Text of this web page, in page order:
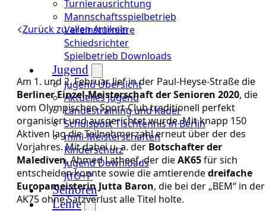
Turnierausrichtung
Mannschaftsspielbetrieb
Vereinsturniere
Schiedsrichter
Spielbetrieb Downloads
Jugend
Jugend Übersicht
Aktuelles Jugend
Landestraining und Kader
Schulsport Tischtennis in Berlin
mini-Meisterschaften
Kinderschutz
Jugend Downloads
JtfO+P
Senioren
Lehre
Zurück zu allen Artikeln
Am 1. und 2. Februar lief in der Paul-Heyse-Straße die
Berliner Einzel-Meisterschaft der Senioren 2020, die
vom Olympischen Sport-Club traditionell perfekt
organisiert und ausgerichtet wurde. Mit knapp 150
Aktiven lag die Teilnehmerzahl erneut über der des
Vorjahres. Mit dabei u. a. der Botschafter der
Malediven, Ahmed Latheef, der dieAK65für sich
entscheiden konnte sowie die amtierendedreifache
Europameisterin Jutta Baron, die bei der „BEM“ in der
AK75 ohne Satzverlust alle Titel holte.